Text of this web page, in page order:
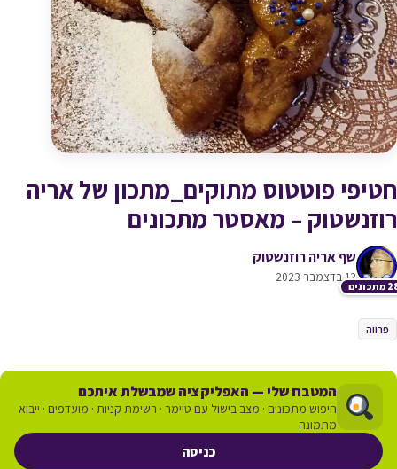
חטיפי פוטטוס מתוקים_מתכון של אריה
רוזנשטוק – מאסטר מתכונים
שף אריה רוזנשטוק
12 בדצמבר 2023
פרווה
המטבח שלי — האפליקציה שמבשלת איתכם
חיפוש מתכונים · מצב בישול עם טיימר · רשימת קניות · מועדפים · ייבוא
מתמונה
כניסה